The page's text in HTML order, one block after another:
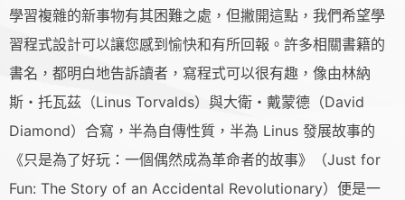
學習複雜的新事物有其困難之處，但撇開這點，我們希望學
習程式設計可以讓您感到愉快和有所回報。許多相關書籍的
書名，都明白地告訴讀者，寫程式可以很有趣，像由林納
斯・托瓦茲（Linus Torvalds）與大衛・戴蒙德（David
Diamond）合寫，半為自傳性質，半為 Linus 發展故事的
《只是為了好玩：一個偶然成為革命者的故事》（Just for
Fun: The Story of an Accidental Revolutionary）便是一